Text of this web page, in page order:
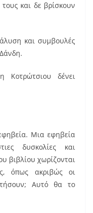
και δε βρίσκουν
και συμβουλές
Κοτρώτσιου δένει
Μια εφηβεία
δυσκολίες και
βιβλίου χωρίζονται
όπως ακριβώς οι
Αυτό θα το